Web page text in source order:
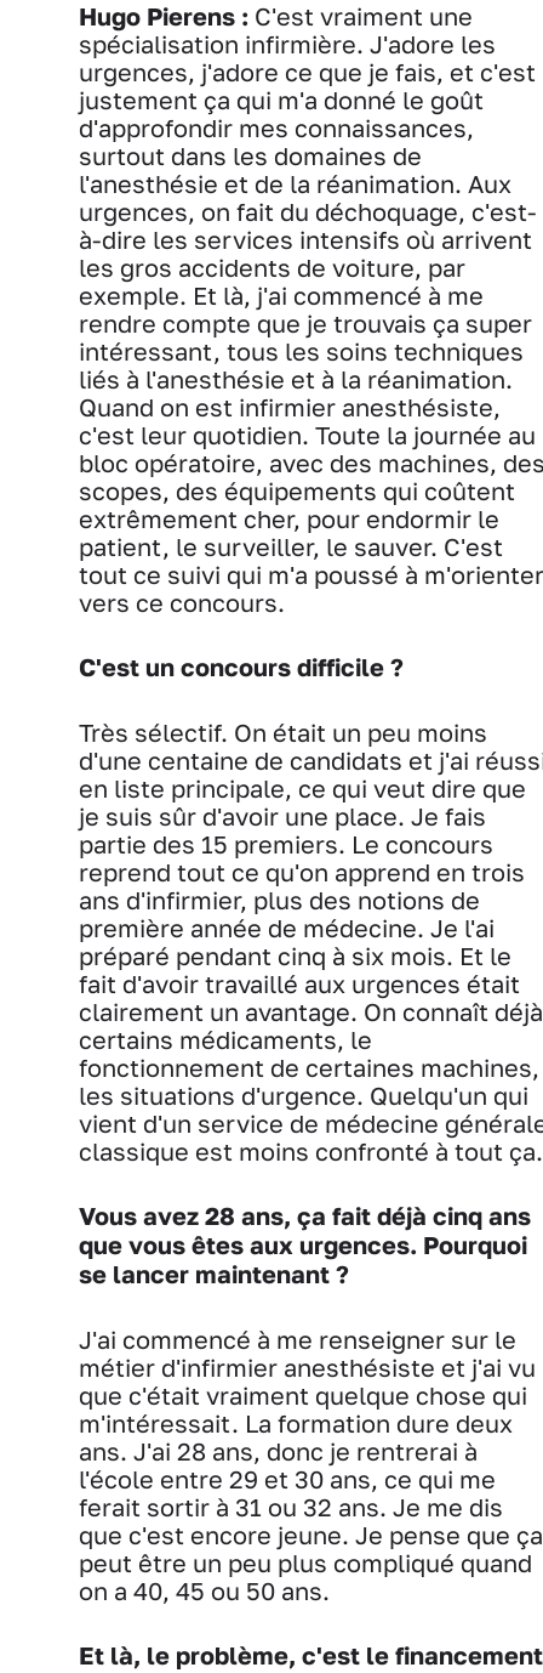
Hugo Pierens : C'est vraiment une
spécialisation infirmière. J'adore les
urgences, j'adore ce que je fais, et c'est
justement ça qui m'a donné le goût
d'approfondir mes connaissances,
surtout dans les domaines de
l'anesthésie et de la réanimation. Aux
urgences, on fait du déchoquage, c'est-
à-dire les services intensifs où arrivent
les gros accidents de voiture, par
exemple. Et là, j'ai commencé à me
rendre compte que je trouvais ça super
intéressant, tous les soins techniques
liés à l'anesthésie et à la réanimation.
Quand on est infirmier anesthésiste,
c'est leur quotidien. Toute la journée au
bloc opératoire, avec des machines,
scopes, des équipements qui coûtent
extrêmement cher, pour endormir le
patient, le surveiller, le sauver. C'est
tout ce suivi qui m'a poussé à m'orienter
vers ce concours.
C'est un concours difficile ?
Très sélectif. On était un peu moins
d'une centaine de candidats et j'ai
en liste principale, ce qui veut dire que
je suis sûr d'avoir une place. Je fais
partie des 15 premiers. Le concours
reprend tout ce qu'on apprend en trois
ans d'infirmier, plus des notions de
première année de médecine. Je l'ai
préparé pendant cinq à six mois. Et le
fait d'avoir travaillé aux urgences était
clairement un avantage. On connaît déjà
certains médicaments, le
fonctionnement de certaines machines,
les situations d'urgence. Quelqu'un qui
vient d'un service de médecine
classique est moins confronté à tout ça.
Vous avez 28 ans, ça fait déjà cinq ans
que vous êtes aux urgences. Pourquoi
se lancer maintenant ?
J'ai commencé à me renseigner sur le
métier d'infirmier anesthésiste et j'ai vu
que c'était vraiment quelque chose qui
m'intéressait. La formation dure deux
ans. J'ai 28 ans, donc je rentrerai à
l'école entre 29 et 30 ans, ce qui me
ferait sortir à 31 ou 32 ans. Je me dis
que c'est encore jeune. Je pense que ça
peut être un peu plus compliqué quand
on a 40, 45 ou 50 ans.
Et là, le problème, c'est le